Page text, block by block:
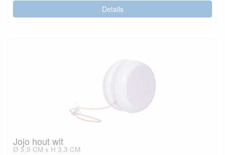
Details
Jojo hout wit
Ø 5,9 CM x H 3,3 CM